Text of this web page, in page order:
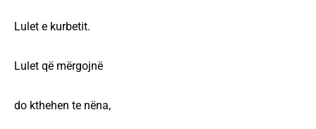
Lulet e kurbetit.
Lulet që mërgojnë
do kthehen te nëna,